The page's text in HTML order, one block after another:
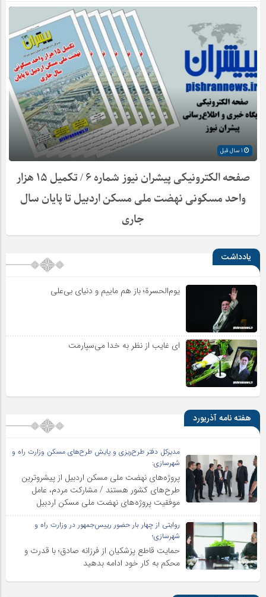
صفحه الکترونیکی پیشران نیوز شماره ۶ / تکمیل ۱۵ هزار
واحد مسکونی نهضت ملی مسکن اردبیل تا پایان سال
جاری
یادداشت
یوم‌الحسرة؛ باز هم ماییم و دنیای بی‌علی
ای غایب از نظر به خدا می‌سپارمت
هفته نامه آذریورد
مدیرکل دفتر طرح‌ریزی و پایش طرح‌های مسکن وزارت راه و
شهرسازی:
پروژه‌های نهضت ملی مسکن اردبیل از پیشروترین
طرح‌های کشور هستند / مشارکت مردم، عامل
موفقیت پروژه‌های نهضت ملی مسکن اردبیل
روایتی از چهار بار حضور رییس‌جمهور در وزارت راه و
شهرسازی؛
حمایت قاطع پزشکیان از فرزانه صادق؛ با قدرت و
محکم به کار خود ادامه بدهید